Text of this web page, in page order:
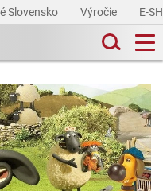
Slovensko Výročie E-